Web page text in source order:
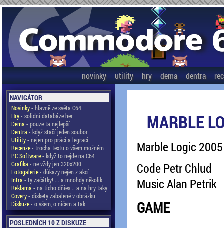
novinky utility hry dema dentra
NAVIGÁTOR
Novinky- hlavně ze světa C64
Hry- solidní databáze her
Dema - pouze ta nejlepší
Dentra - když stačí jeden soubor
Utility- nejen pro práci a legraci
Recenze- trocha textu o všem možném
PC Software- když to nejde na C64
Grafika - ne vždy jen 320x200
Fotogalerie- důkazy nejen z akcí
Intra - ty začátky! ... a mnohdy několik
Reklama - na ticho dňies .. a na hry taky
Covery- diskety zabalené v obrázku
Diskuze- o všem, o ničem a tak
POSLEDNÍCH 10 Z DISKUZE
MARBLE
Marble Logic
Code Petr Chlud
Music Alan Petrik
GAME